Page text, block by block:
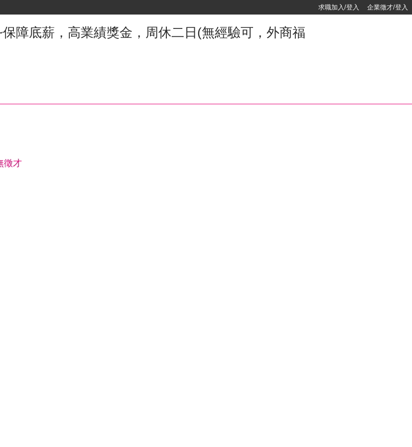
求職加入/登入 企業徵才/登入
障底薪，高業績獎金，周休二日(無經驗可，外商福
徵才